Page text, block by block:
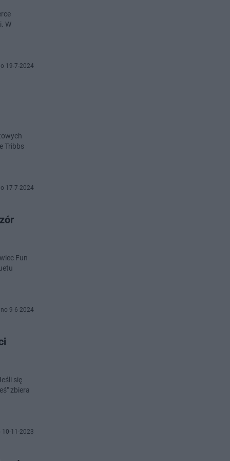
W
19-7-2024
Tribbs
17-7-2024
Fun
9-6-2024
się
zbiera
10-11-2023